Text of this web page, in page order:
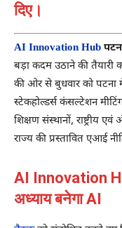
दिए।
AI Innovation Hub
बड़ा कदम उठाने की तैयारी
की ओर से बुधवार को
स्टेकहोल्डर्स कंसल्टेशन
शिक्षण संस्थानों, राष्ट्रीय
राज्य की प्रस्तावित एआई
AI Innovation
अध्याय बनेगा AI